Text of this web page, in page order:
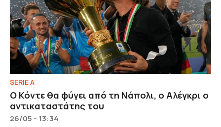
SERIE A
Ο Κόντε θα φύγει από τη Νάπολι, ο Αλέγκρι ο
αντικαταστάτης του
26/05 - 13:34